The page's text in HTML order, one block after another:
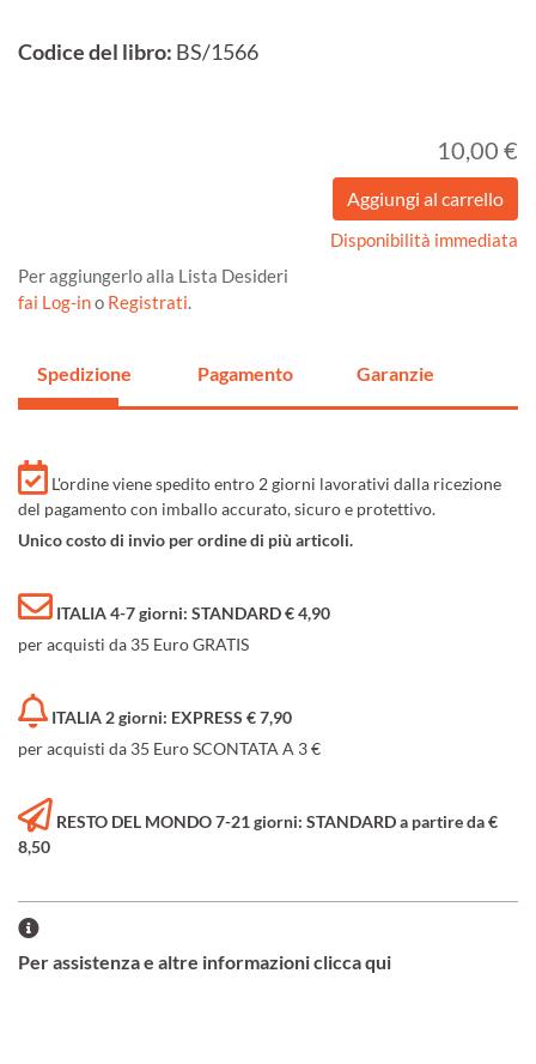
Codice del libro: BS/1566
10,00 €
Disponibilità immediata
Per aggiungerlo alla Lista Desideri
fai Log-ino Registrati.
Spedizione Pagamento Garanzie
L'ordine viene spedito entro 2 giorni lavorativi dalla ricezione
del pagamento con imballo accurato, sicuro e protettivo.
Unico costo di invio per ordine di più articoli.
ITALIA 4-7 giorni: STANDARD € 4,90
per acquisti da 35 Euro GRATIS
ITALIA 2 giorni: EXPRESS € 7,90
per acquisti da 35 Euro SCONTATA A 3 €
RESTO DEL MONDO 7-21 giorni: STANDARD a partire da €
8,50
Per assistenza e altre informazioni clicca qui